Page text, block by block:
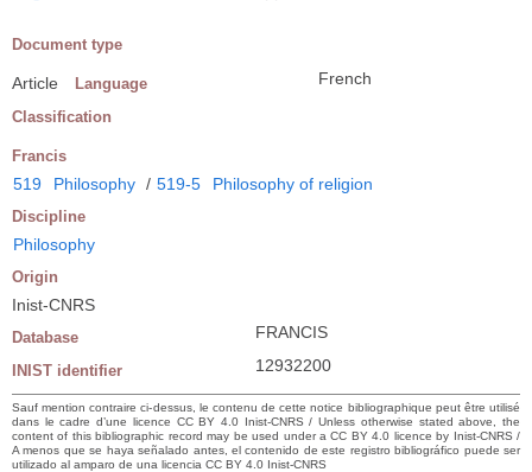
Document type
Article Language French
Classification
Francis
519 Philosophy / 519-5 Philosophy of religion
Discipline
Philosophy
Origin
Inist-CNRS
Database FRANCIS
INIST identifier 12932200
Sauf mention contraire ci-dessus, le contenu de cette notice bibliographique peut être utilisé
dans le cadre d’une licence CC BY 4.0 Inist-CNRS / Unless otherwise stated above, the
content of this bibliographic record may be used under a CC BY 4.0 licence by Inist-CNRS /
A menos que se haya señalado antes, el contenido de este registro bibliográfico puede ser
utilizado al amparo de una licencia CC BY 4.0 Inist-CNRS